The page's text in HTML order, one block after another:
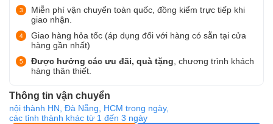
Miễn phí vận chuyển toàn quốc, đồng kiểm trực tiếp khi
giao nhận.
Giao hàng hỏa tốc (áp dụng đối với hàng có sẵn tại cửa
hàng gần nhất)
Được hưởng các ưu đãi, quà tặng, chương trình khách
hàng thân thiết.
Thông tin vận chuyển
nội thành HN, Đà Nẵng, HCM trong ngày,
các tỉnh thành khác từ 1 đến 3 ngày